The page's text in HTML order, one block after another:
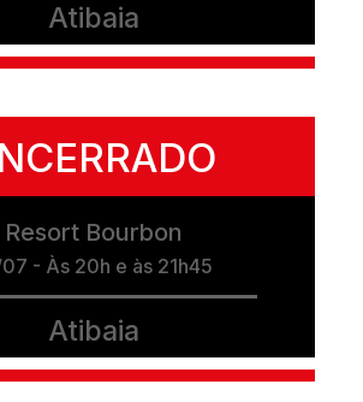
Atibaia
Resort Bourbon
- Às 20h e às 21h45
Atibaia